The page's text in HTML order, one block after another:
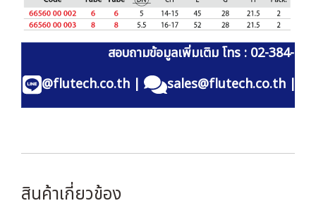
สอบถามข้อมูลเพิ่มเติม โทร : 02-384-
@flutech.co.th| sales@flutech.co.th |
สินค้าเกี่ยวข้อง